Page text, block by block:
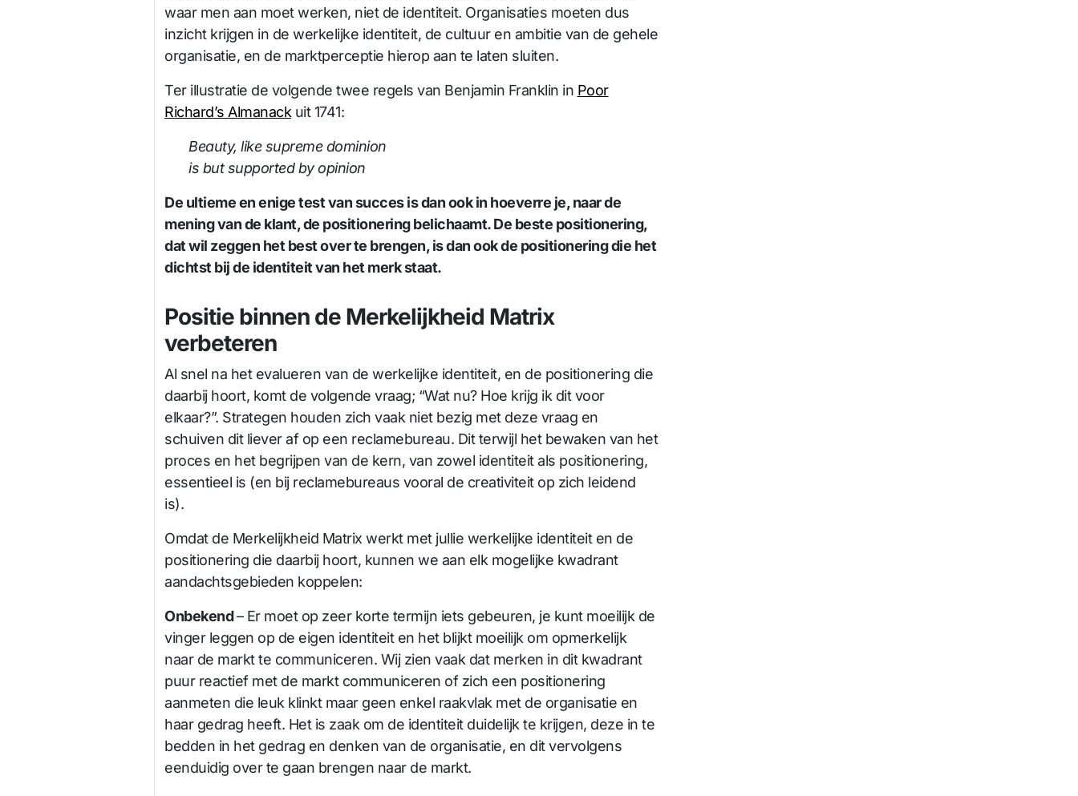
waar men aan moet werken, niet de identiteit. Organisaties moeten dus
inzicht krijgen in de werkelijke identiteit, de cultuur en ambitie van de gehele
organisatie, en de marktperceptie hierop aan te laten sluiten.
Ter illustratie de volgende twee regels van Benjamin Franklin in Poor
Richard’s Almanack uit 1741:
Beauty, like supreme dominion
is but supported by opinion
De ultieme en enige test van succes is dan ook in hoeverre je, naar de
mening van de klant, de positionering belichaamt. De beste positionering,
dat wil zeggen het best over te brengen, is dan ook de positionering die het
dichtst bij de identiteit van het merk staat.
Positie binnen de Merkelijkheid Matrix
verbeteren
Al snel na het evalueren van de werkelijke identiteit, en de positionering die
daarbij hoort, komt de volgende vraag; “Wat nu? Hoe krijg ik dit voor
elkaar?”. Strategen houden zich vaak niet bezig met deze vraag en
schuiven dit liever af op een reclamebureau. Dit terwijl het bewaken van het
proces en het begrijpen van de kern, van zowel identiteit als positionering,
essentieel is (en bij reclamebureaus vooral de creativiteit op zich leidend
is).
Omdat de Merkelijkheid Matrix werkt met jullie werkelijke identiteit en de
positionering die daarbij hoort, kunnen we aan elk mogelijke kwadrant
aandachtsgebieden koppelen:
Onbekend– Er moet op zeer korte termijn iets gebeuren, je kunt moeilijk de
vinger leggen op de eigen identiteit en het blijkt moeilijk om opmerkelijk
naar de markt te communiceren. Wij zien vaak dat merken in dit kwadrant
puur reactief met de markt communiceren of zich een positionering
aanmeten die leuk klinkt maar geen enkel raakvlak met de organisatie en
haar gedrag heeft. Het is zaak om de identiteit duidelijk te krijgen, deze in te
bedden in het gedrag en denken van de organisatie, en dit vervolgens
eenduidig over te gaan brengen naar de markt.